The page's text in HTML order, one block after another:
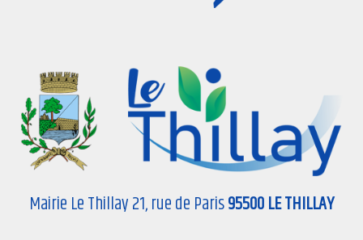
Mairie Le Thillay 21, rue de Paris95500 LE THILLAY